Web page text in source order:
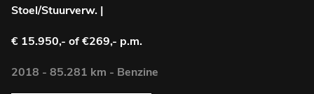
Stoel/Stuurverw. |
€ 15.950,- of €269,- p.m.
2018 - 85.281 km - Benzine